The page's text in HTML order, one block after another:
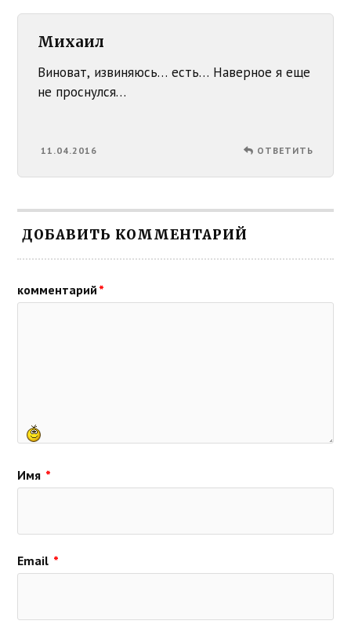
Михаил
Виноват, извиняюсь… есть… Наверное я еще
не проснулся…
11.04.2016 ОТВЕТИТЬ
ДОБАВИТЬ КОММЕНТАРИЙ
комментарий *
Имя *
Email *